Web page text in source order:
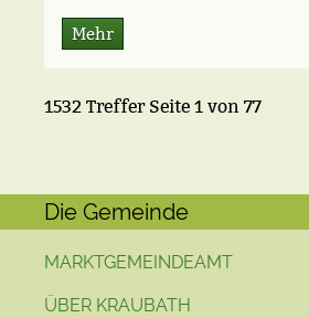
Mehr
1532 Treffer Seite 1 von 77
Die Gemeinde
MARKTGEMEINDEAMT
ÜBER KRAUBATH